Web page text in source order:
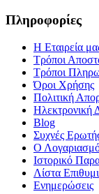
Πληροφορίες
Η Εταιρεία
Τρόποι
Τρόποι
Όροι Χρήσης
Πολιτική
Ηλεκτρονική
Blog
Συχνές
Ο
Ιστορικό
Λίστα
Ενημερώσεις